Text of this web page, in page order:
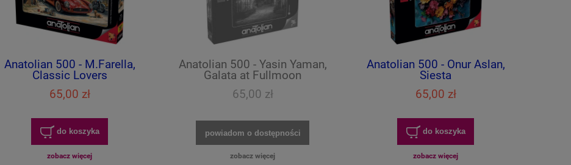
Anatolian 500 - M.Farella,
Classic Lovers
65,00 zł
do koszyka
zobacz więcej
Anatolian 500 - Yasin Yaman,
Galata at Fullmoon
65,00 zł
powiadom o dostępności
zobacz więcej
Anatolian 500 - Onur Aslan,
Siesta
65,00 zł
do koszyka
zobacz więcej